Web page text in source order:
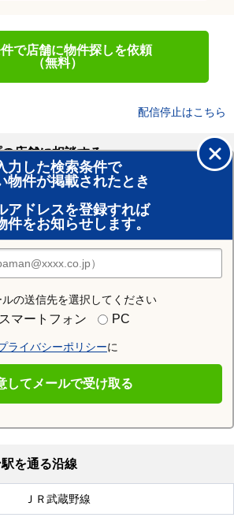
で店舗に物件探しを依頼
（無料）
配信停止はこちら
力した検索条件で
物件が掲載されたとき
アドレスを登録すれば
件をお知らせします。
ルの送信先を選択してください
スマートフォン PC
ライバシーポリシーに
してメールで受け取る
店舗に相談する
！
ト
大袋駅
を通る沿線
ＪＲ武蔵野線